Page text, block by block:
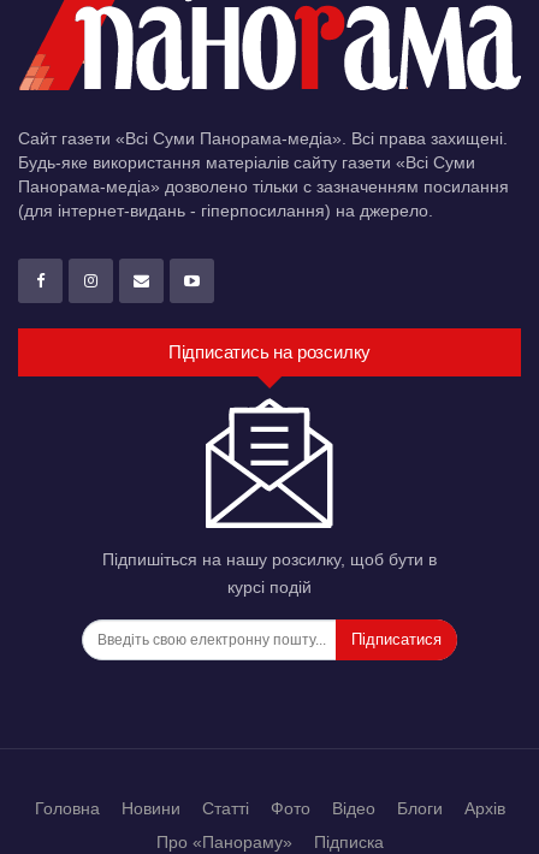
Сайт газети «Всі Суми Панорама-медіа». Всі права захищені.
Будь-яке використання матеріалів сайту газети «Всі Суми
Панорама-медіа» дозволено тільки c зазначенням посилання
(для інтернет-видань - гіперпосилання) на джерело.
Підписатись на розсилку
Підпишіться на нашу розсилку, щоб бути в
курсі подій
Підписатися
Головна Новини Статті Фото Відео Блоги
Архів
Про «Панораму»
Підписка